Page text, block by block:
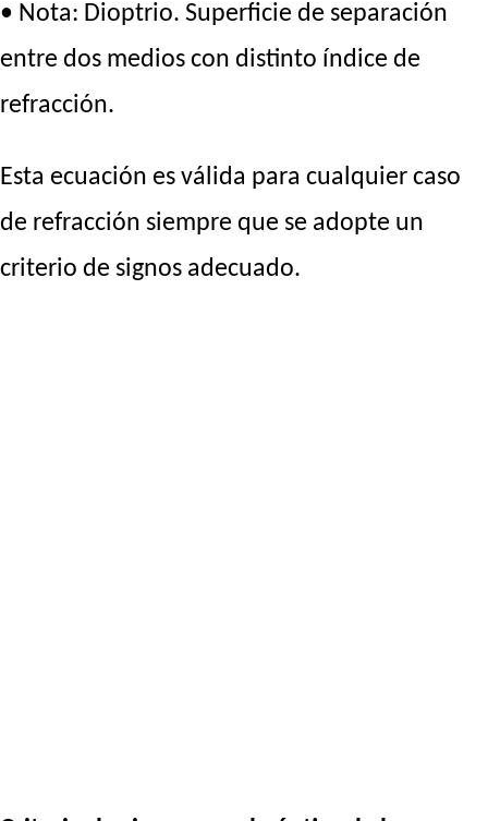
• Nota: Dioptrio. Superficie de separación
entre dos medios con distinto índice de
refracción.
Esta ecuación es válida para cualquier caso
de refracción siempre que se adopte un
criterio de signos adecuado.